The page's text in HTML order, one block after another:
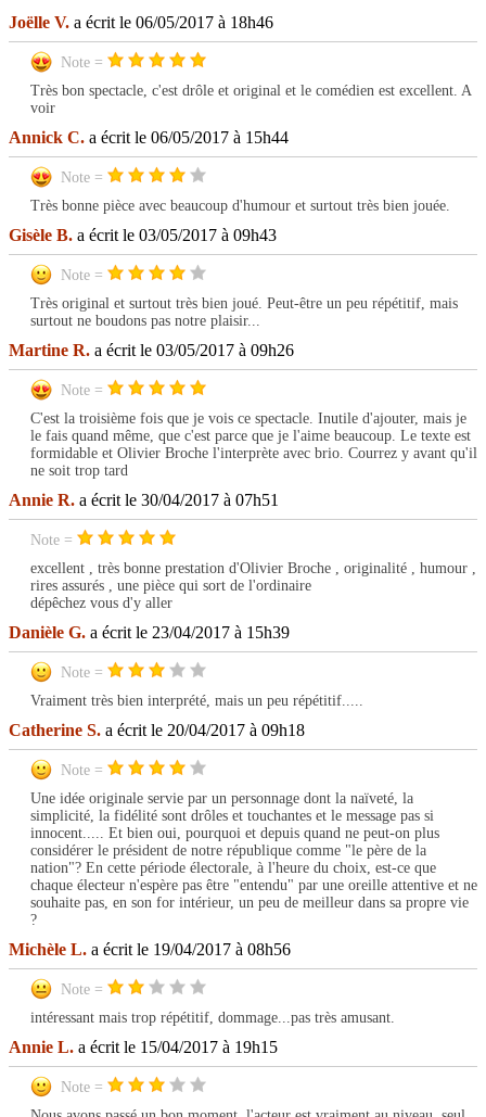
Joëlle V. a écrit le 06/05/2017 à 18h46
Note =
Très bon spectacle, c'est drôle et original et le comédien est excellent. A
voir
Annick C. a écrit le 06/05/2017 à 15h44
Note =
Très bonne pièce avec beaucoup d'humour et surtout très bien jouée.
Gisèle B. a écrit le 03/05/2017 à 09h43
Note =
Très original et surtout très bien joué. Peut-être un peu répétitif, mais
surtout ne boudons pas notre plaisir...
Martine R. a écrit le 03/05/2017 à 09h26
Note =
C'est la troisième fois que je vois ce spectacle. Inutile d'ajouter, mais je
le fais quand même, que c'est parce que je l'aime beaucoup. Le texte est
formidable et Olivier Broche l'interprète avec brio. Courrez y avant qu'il
ne soit trop tard
Annie R. a écrit le 30/04/2017 à 07h51
Note =
excellent , très bonne prestation d'Olivier Broche , originalité , humour ,
rires assurés , une pièce qui sort de l'ordinaire
dépêchez vous d'y aller
Danièle G. a écrit le 23/04/2017 à 15h39
Note =
Vraiment très bien interprété, mais un peu répétitif.....
Catherine S. a écrit le 20/04/2017 à 09h18
Note =
Une idée originale servie par un personnage dont la naïveté, la
simplicité, la fidélité sont drôles et touchantes et le message pas si
innocent..... Et bien oui, pourquoi et depuis quand ne peut-on plus
considérer le président de notre république comme "le père de la
nation"? En cette période électorale, à l'heure du choix, est-ce que
chaque électeur n'espère pas être "entendu" par une oreille attentive et ne
souhaite pas, en son for intérieur, un peu de meilleur dans sa propre vie
?
Michèle L. a écrit le 19/04/2017 à 08h56
Note =
intéressant mais trop répétitif, dommage...pas très amusant.
Annie L. a écrit le 15/04/2017 à 19h15
Note =